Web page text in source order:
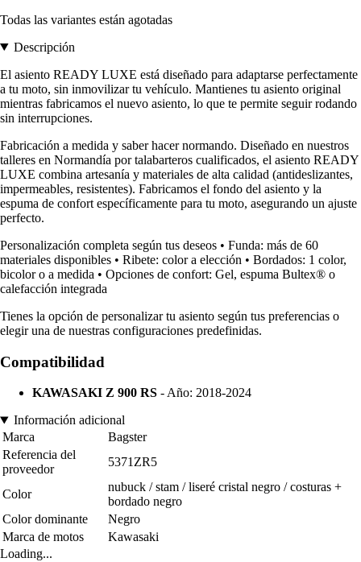
Todas las variantes están agotadas
Descripción
El asiento READY LUXE está diseñado para adaptarse perfectamente
a tu moto, sin inmovilizar tu vehículo. Mantienes tu asiento original
mientras fabricamos el nuevo asiento, lo que te permite seguir rodando
sin interrupciones.
Fabricación a medida y saber hacer normando. Diseñado en nuestros
talleres en Normandía por talabarteros cualificados, el asiento READY
LUXE combina artesanía y materiales de alta calidad (antideslizantes,
impermeables, resistentes). Fabricamos el fondo del asiento y la
espuma de confort específicamente para tu moto, asegurando un ajuste
perfecto.
Personalización completa según tus deseos • Funda: más de 60
materiales disponibles • Ribete: color a elección • Bordados: 1 color,
bicolor o a medida • Opciones de confort: Gel, espuma Bultex® o
calefacción integrada
Tienes la opción de personalizar tu asiento según tus preferencias o
elegir una de nuestras configuraciones predefinidas.
Compatibilidad
KAWASAKI Z 900 RS - Año: 2018-2024
Información adicional
Marca
Bagster
Referencia del
proveedor
5371ZR5
Color
nubuck / stam / liseré cristal negro / costuras +
bordado negro
Color dominante
Negro
Marca de motos
Kawasaki
Loading...